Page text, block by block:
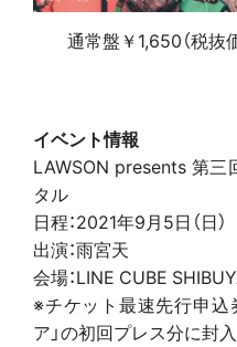
通常盤￥1,650（税抜
イベント情報
LAWSON presents 第
タル
日程：2021年9月5日（日）
出演：雨宮天
会場：LINE CUBE
※チケット最速先行申込
ア」の初回プレス分に封入